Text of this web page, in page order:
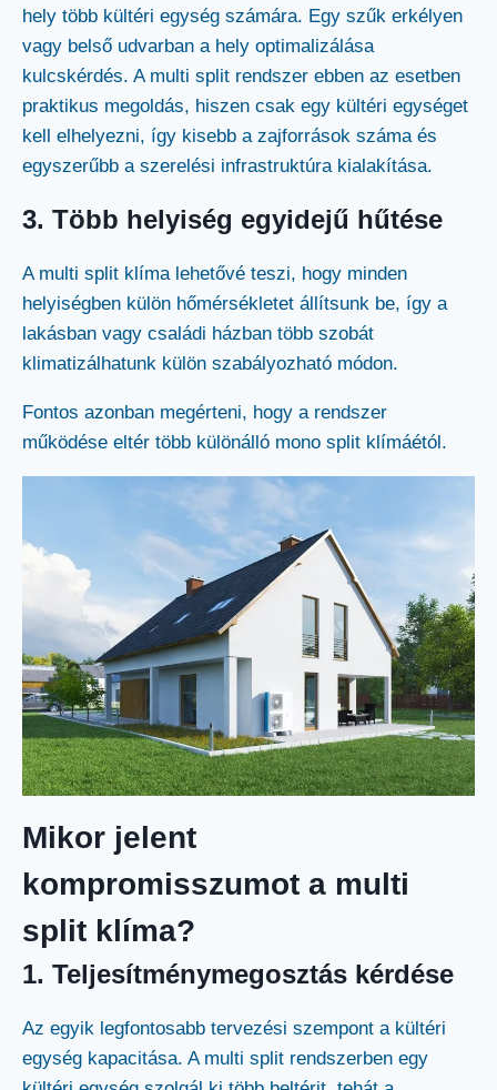
hely több kültéri egység számára. Egy szűk erkélyen
vagy belső udvarban a hely optimalizálása
kulcskérdés. A multi split rendszer ebben az esetben
praktikus megoldás, hiszen csak egy kültéri egységet
kell elhelyezni, így kisebb a zajforrások száma és
egyszerűbb a szerelési infrastruktúra kialakítása.
3. Több helyiség egyidejű hűtése
A multi split klíma lehetővé teszi, hogy minden
helyiségben külön hőmérsékletet állítsunk be, így a
lakásban vagy családi házban több szobát
klimatizálhatunk külön szabályozható módon.
Fontos azonban megérteni, hogy a rendszer
működése eltér több különálló mono split klímáétól.
Mikor jelent
kompromisszumot a multi
split klíma?
1. Teljesítménymegosztás kérdése
Az egyik legfontosabb tervezési szempont a kültéri
egység kapacitása. A multi split rendszerben egy